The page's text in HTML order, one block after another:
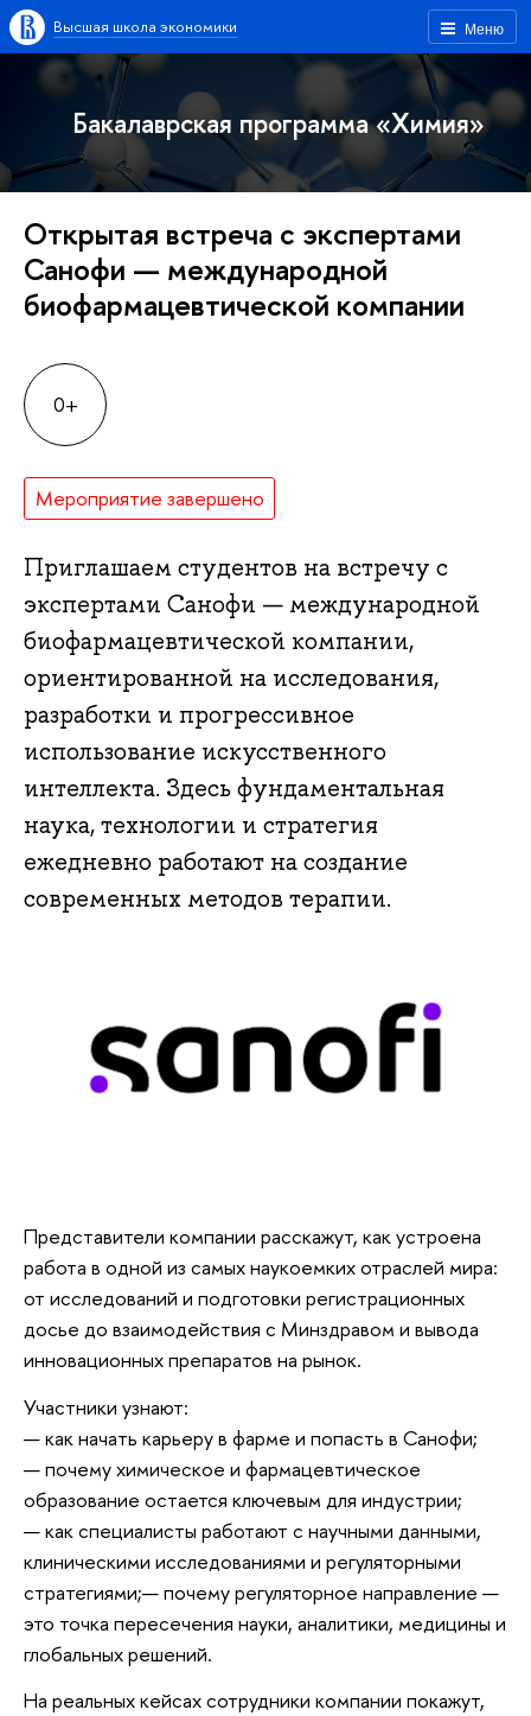
Меню
Высшая школа экономики
Бакалаврская программа «Химия»
Открытая встреча с экспертами
Санофи — международной
биофармацевтической компании
0+
Мероприятие завершено
Приглашаем студентов на встречу с
экспертами Санофи — международной
биофармацевтической компании,
ориентированной на исследования,
разработки и прогрессивное
использование искусственного
интеллекта. Здесь фундаментальная
наука, технологии и стратегия
ежедневно работают на создание
современных методов терапии.
Представители компании расскажут, как устроена
работа в одной из самых наукоемких отраслей мира:
от исследований и подготовки регистрационных
досье до взаимодействия с Минздравом и вывода
инновационных препаратов на рынок.
Участники узнают:
— как начать карьеру в фарме и попасть в Санофи;
— почему химическое и фармацевтическое
образование остается ключевым для индустрии;
— как специалисты работают с научными данными,
клиническими исследованиями и регуляторными
стратегиями;— почему регуляторное направление —
это точка пересечения науки, аналитики, медицины и
глобальных решений.
На реальных кейсах сотрудники компании покажут,